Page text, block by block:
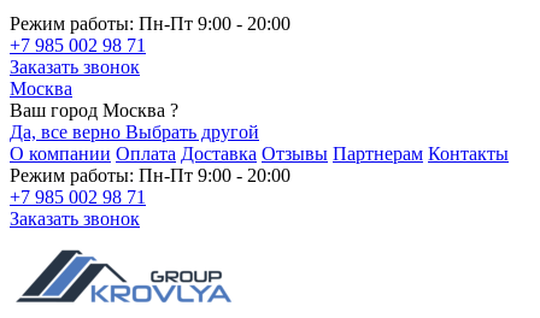
Режим работы: Пн-Пт 9:00 - 20:00
+7 985 002 98 71
Заказать звонок
Москва
Ваш город Москва ?
Да, все верно Выбрать другой
О компании Оплата Доставка Отзывы Партнерам Контакты
Режим работы: Пн-Пт 9:00 - 20:00
+7 985 002 98 71
Заказать звонок